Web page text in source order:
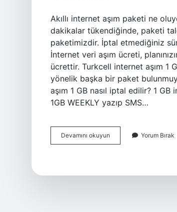
Akıllı internet aşım paketi ne
dakikalar tükendiğinde, paketi
paketimizdir. İptal etmediğiniz
İnternet veri aşım ücreti,
ücrettir. Turkcell internet aşım 1
yönelik başka bir paket
aşım 1 GB nasıl iptal edilir? 1
1GB WEEKLY yazıp SMS…
Devamını okuyun
Aşım
Yorum Bırak